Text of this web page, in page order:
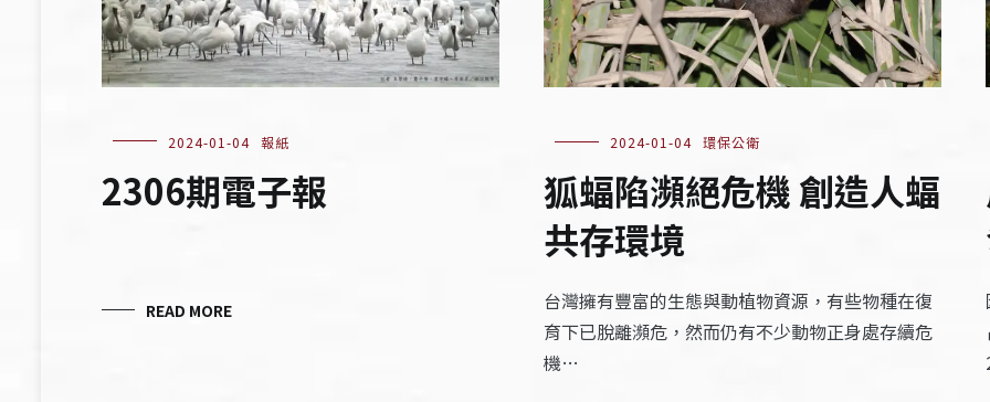
2024-01-04 報紙
2306期電子報
READ MORE
2024-01-04 環保公衛
狐蝠陷瀕絕危機 創造人蝠
共存環境
台​​灣擁有豐富的生態與動植物資源，有些物種在復
育下已脫離瀕危​​，然而​仍有不少動物正身處存續危
機…